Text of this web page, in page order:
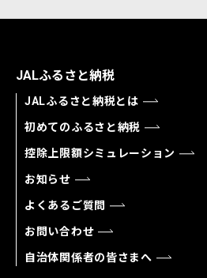
JALふるさと納税
JALふるさと納税とは
初めてのふるさと納税
控除上限額シミュレーション
お知らせ
よくあるご質問
お問い合わせ
自治体関係者の皆さまへ